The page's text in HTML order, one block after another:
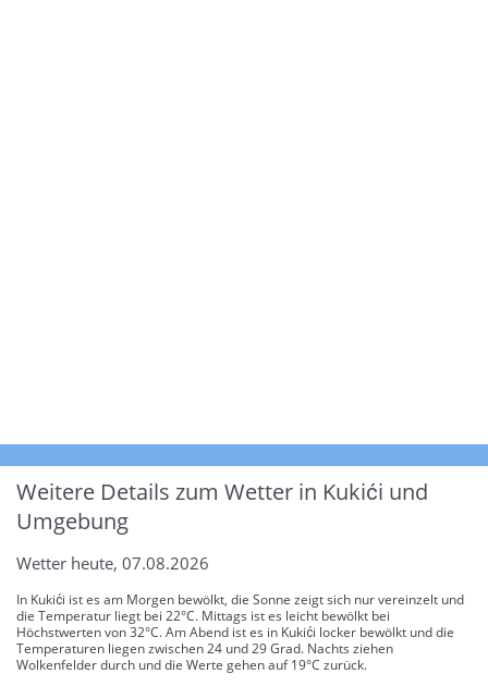
Weitere Details zum Wetter in Kukići und
Umgebung
Wetter heute, 07.08.2026
In Kukići ist es am Morgen bewölkt, die Sonne zeigt sich nur vereinzelt und
die Temperatur liegt bei 22°C. Mittags ist es leicht bewölkt bei
Höchstwerten von 32°C. Am Abend ist es in Kukići locker bewölkt und die
Temperaturen liegen zwischen 24 und 29 Grad. Nachts ziehen
Wolkenfelder durch und die Werte gehen auf 19°C zurück.